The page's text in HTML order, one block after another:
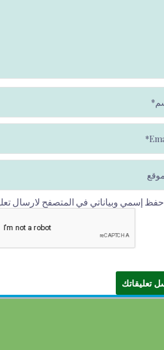
حفظ إسمي وبياناتي في المتصفح لارسال